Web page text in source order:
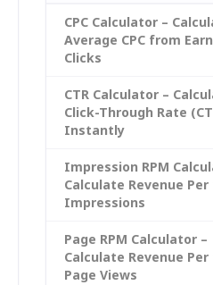
CPC Calculator –
Average CPC from
Clicks
CTR Calculator –
Click-Through Rate
Instantly
Impression RPM
Calculate Revenue Per
Impressions
Page RPM Calculator –
Calculate Revenue Per
Page Views